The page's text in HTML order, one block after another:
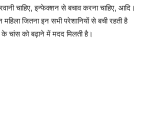
चाहिए, इन्फेक्शन से बचाव करना चाहिए, आदि।
महिला जितना इन सभी परेशानियों से बची रहती है
के चांस को बढ़ाने में मदद मिलती है।